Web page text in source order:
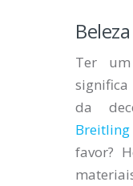
Beleza
Ter
da
Breitling
favor?